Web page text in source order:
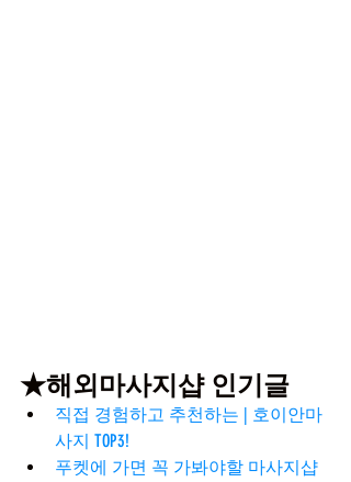
★해외마사지샵 인기글
직접 경험하고 추천하는 | 호이안마
사지 TOP3!
푸켓에 가면 꼭 가봐야할 마사지샵